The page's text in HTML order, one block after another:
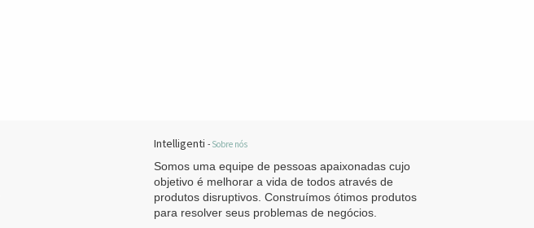
Intelligenti - Sobre nós
Somos uma equipe de pessoas apaixonadas cujo
objetivo é melhorar a vida de todos através de
produtos disruptivos. Construímos ótimos produtos
para resolver seus problemas de negócios.